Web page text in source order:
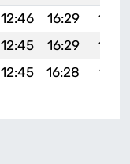
12:46 16:29
12:45 16:29
12:45 16:28 19:27